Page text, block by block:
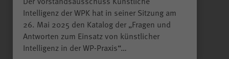
Intelligenz der WPK hat in seiner Sitzung am
26. Mai 2025 den Katalog der „Fragen und
Antworten zum Einsatz von künstlicher
Intelligenz in der WP-Praxis“…
Anbieter WPK
Laufzeit 60 Sekunden